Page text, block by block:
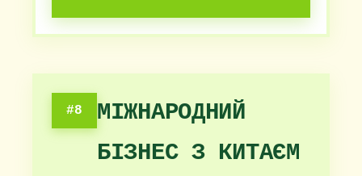
#8
МІЖНАРОДНИЙ
БІЗНЕС З КИТАЄМ